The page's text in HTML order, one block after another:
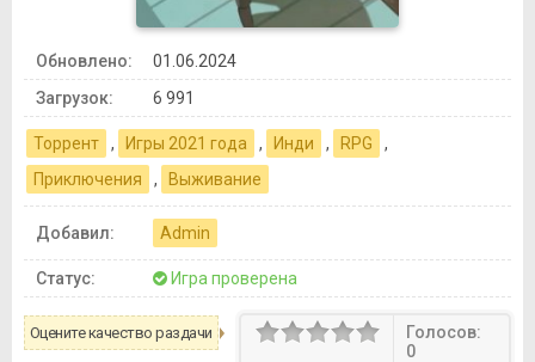
Обновлено:
01.06.2024
Загрузок:
6 991
Торрент , Игры 2021 года , Инди , RPG
,
Приключения
, Выживание
Добавил: Admin
Статус: Игра проверена
Оцените качество раздачи
Голосов:
0